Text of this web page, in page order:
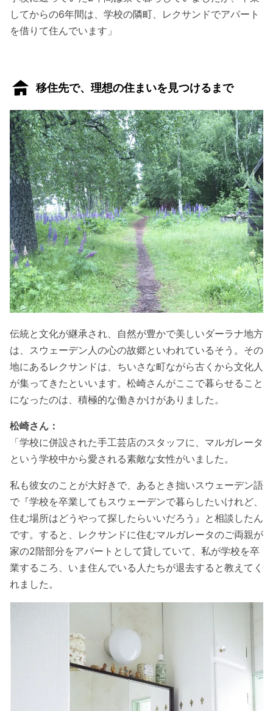
してからの6年間は、学校の隣町、レクサンドでアパート
を借りて住んでいます」
移住先で、理想の住まいを見つけるまで
伝統と文化が継承され、自然が豊かで美しいダーラナ地方
は、スウェーデン人の心の故郷といわれているそう。その
地にあるレクサンドは、ちいさな町ながら古くから文化人
が集ってきたといいます。松崎さんがここで暮らせること
になったのは、積極的な働きかけがありました。
松崎さん：
「学校に併設された手工芸店のスタッフに、マルガレータ
という学校中から愛される素敵な女性がいました。
私も彼女のことが大好きで、あるとき拙いスウェーデン語
で『学校を卒業してもスウェーデンで暮らしたいけれど、
住む場所はどうやって探したらいいだろう』と相談したん
です。すると、レクサンドに住むマルガレータのご両親が
家の2階部分をアパートとして貸していて、私が学校を卒
業するころ、いま住んでいる人たちが退去すると教えてく
れました。